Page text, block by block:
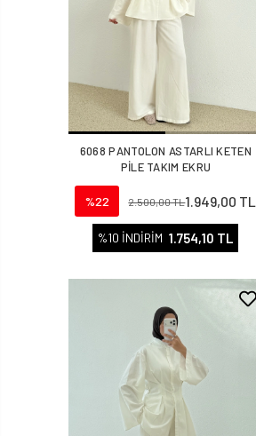
6068 PANTOLON ASTARLI KETEN
PİLE TAKIM EKRU
%22 2.500,00 TL1.949,00 TL
%10 İNDİRİM 1.754,10 TL